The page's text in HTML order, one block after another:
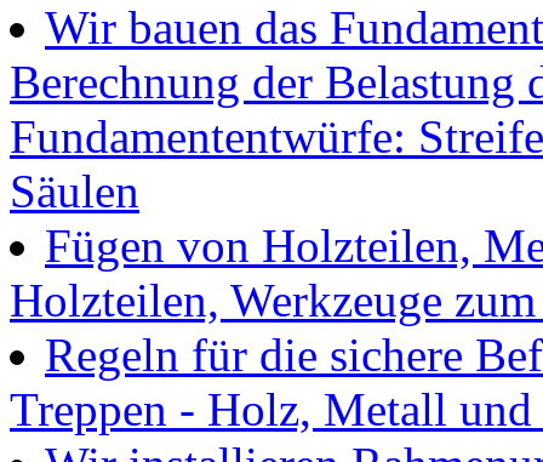
Wir bauen das
Berechnung der Belastung
Fundamententwürfe:
Säulen
Fügen von Holzteilen,
Holzteilen, Werkzeuge
Regeln für die sichere
Treppen - Holz, Metall und